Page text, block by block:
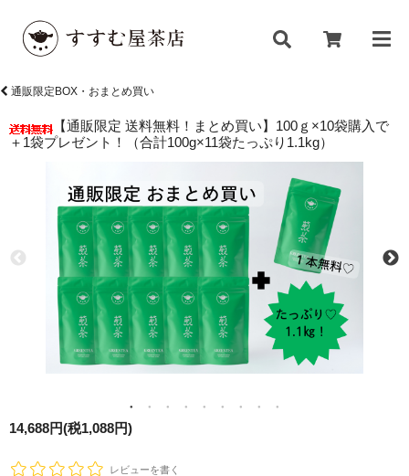
通販限定BOX・おまとめ買い
【通販限定 送料無料！まとめ買い】100ｇ×10袋購入で
＋1袋プレゼント！（合計100g×11袋たっぷり1.1kg）
14,688円(税1,088円)
レビューを書く